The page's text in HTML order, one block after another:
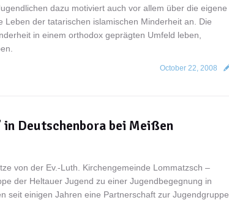
dazu motiviert auch vor allem über die eigene
der tatarischen islamischen Minderheit an. Die
in einem orthodox geprägten Umfeld leben,
October 22, 2008
in Deutschenbora bei Meißen
von der Ev.-Luth. Kirchengemeinde Lommatzsch –
der Heltauer Jugend zu einer Jugendbegegnung in
seit einigen Jahren eine Partnerschaft zur Jugendgruppe